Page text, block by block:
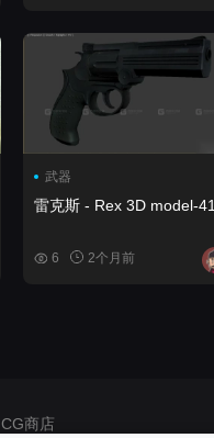
武器
雷克斯 - Rex 3D model-41
6 2个月前
CG商店